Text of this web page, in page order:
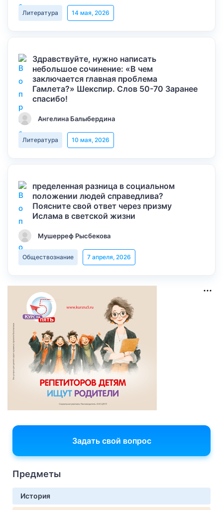
Литература 14 мая, 2026
Здравствуйте, нужно написать
небольшое сочинение: «В чем
заключается главная проблема
Гамлета?» Шекспир. Слов 50-70 Заранее
спасибо!
Ангелина Балыбердина
Литература 10 мая, 2026
пределенная разница в социальном
положении людей справедлива?
Поясните свой ответ через призму
Ислама в светской жизни
Мушерреф Рысбекова
Обществознание 7 апреля, 2026
Задать свой вопрос
Предметы
История